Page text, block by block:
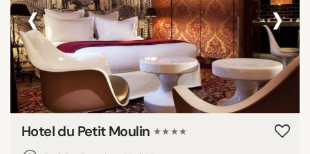
‹ ›
Hotel du Petit Moulin ★★★★